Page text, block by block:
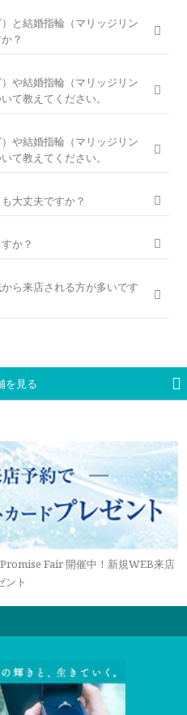
のは一部の商品です。
ングはこちら
やライフスタイル、ご予算等を
ザインをご提案させていただき
座ダイヤモンドシライシだから
と好きを同時に叶えるパーフェ
ございます。銀座ダイヤモンド
安心ください。
リングは全店でお受けできます
セリングと銀座ダイヤモンド
と結婚指輪（マリッジリン
？
てから概ね1か月～2ヶ月程いた
ロポーズの際に贈られる場合
婚指輪をご入籍や両家顔合わせ
と安心です。
にご相談ください。
や結婚指輪（マリッジリン
て教えてください。
申し付けください。
や結婚指輪（マリッジリン
て教えてください。
ナンスを何度でもお受けできる
の店舗にてご提供しておりま
イシの店舗へお気軽にご相談く
永久保証内容＞
石揺れ補修」「店頭クリーニン
ノジュエリーコート加工」「レ
ります。
大丈夫ですか？
す。
ジリング）を試着頂いたお客様
プレゼントしております。
案内が可能です。
か？
ります。
の無料駐車券発行
ら来店される方が多いです
を見る
Promise Fair 開催中！新規WEB来店
ント